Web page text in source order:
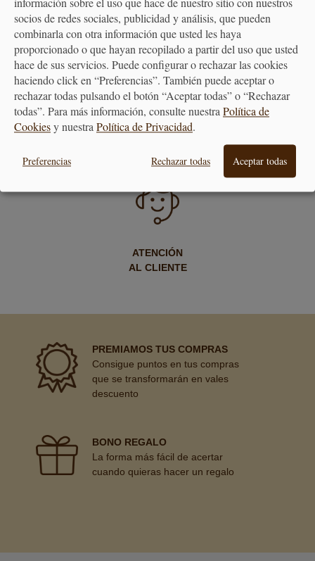
ENVÍO GRATUITO
A PARTIR DE 40€
DEVOLUCIONES
ATENCIÓN
AL CLIENTE
PREMIAMOS TUS COMPRAS
Consigue puntos en tus compras
que se transformarán en vales
descuento
BONO REGALO
La forma más fácil de acertar
cuando quieras hacer un regalo
socios de redes sociales, publicidad y análisis, que pueden
combinarla con otra información que usted les haya
proporcionado o que hayan recopilado a partir del uso que usted
hace de sus servicios. Puede configurar o rechazar las cookies
haciendo click en “Preferencias”. También puede aceptar o
rechazar todas pulsando el botón “Aceptar todas” o “Rechazar
todas”. Para más información, consulte nuestraPolítica de
Cookiesy nuestraPolítica de Privacidad.
Preferencias Rechazar todas Aceptar todas